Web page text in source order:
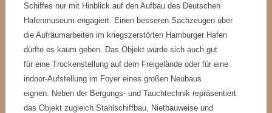
Schiffes nur mit Hinblick auf den Aufbau des Deutschen
Hafenmuseum engagiert. Einen besseren Sachzeugen über
die Aufräumarbeiten im kriegszerstörten Hamburger Hafen
dürfte es kaum geben. Das Objekt würde sich auch gut
für eine Trockenstellung auf dem Freigelände oder für eine
indoor-Aufstellung im Foyer eines großen Neubaus
eignen. Neben der Bergungs- und Tauchtechnik repräsentiert
das Objekt zugleich Stahlschiffbau, Nietbauweise und